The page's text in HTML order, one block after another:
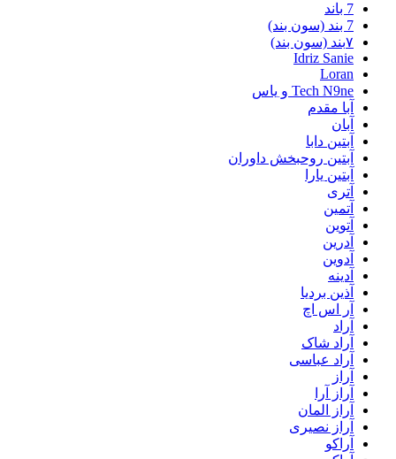
7 باند
7 بند (سون بند)
۷بند (سون بند)
Idriz Sanie
Loran
Tech N9ne و یاس
آبا مقدم
آبان
آبتین دابا
آبتین روحبخش داوران
آبتین یارا
آتری
آتمین
آتوین
آدرین
آدوین
آدینه
آذین بردیا
آر اس اچ
آراد
آراد شاک
آراد عباسی
آراز
آراز آرا
آراز المان
آراز نصیری
آراکو